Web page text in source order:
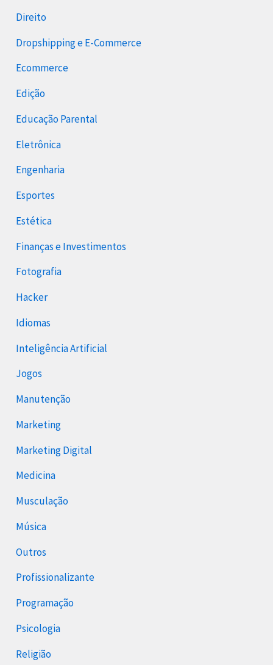
Direito
Dropshipping e E-Commerce
Ecommerce
Edição
Educação Parental
Eletrônica
Engenharia
Esportes
Estética
Finanças e Investimentos
Fotografia
Hacker
Idiomas
Inteligência Artificial
Jogos
Manutenção
Marketing
Marketing Digital
Medicina
Musculação
Música
Outros
Profissionalizante
Programação
Psicologia
Religião